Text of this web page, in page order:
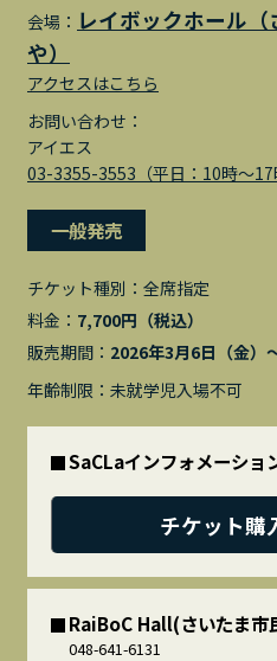
会場： レイボックホール
や）
アクセスはこちら
お問い合わせ：
アイエス
03-3355-3553（平日：10時～17
一般発売
チケット種別： 全席指定
料金： 7,700円（税込）
販売期間： 2026年3月6日（金）
年齢制限：未就学児入場不可
SaCLaインフォメーショ
チケット購
RaiBoC Hall(さいたま市
048-641-6131